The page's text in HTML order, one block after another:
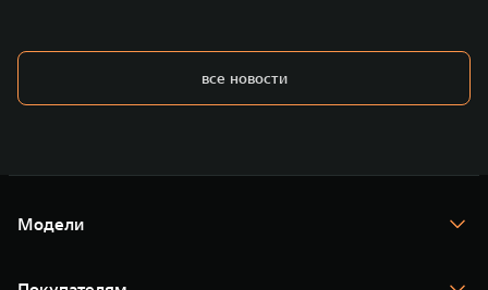
все новости
Модели
TANK 400